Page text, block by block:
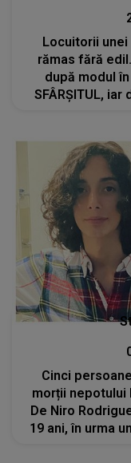
Locuitorii
rămas fără
după modul
SFÂRȘITUL,
Cinci
morții nepotului
De Niro
19 ani, în urma